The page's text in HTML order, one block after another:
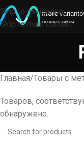
Skip to navigation
Skip to main content
Главная Товары с
Товаров,
обнаружено.